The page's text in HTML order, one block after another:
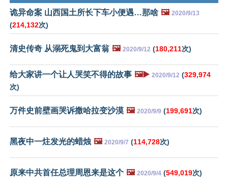
诡异命案 山西国土所长下车小便遇…那啥 🖼️ 2020/9/13
(214,132次)
清史传奇 从溺死鬼到大富翁 🖼️ 2020/9/12 (180,211次)
给大家讲一个让人哭笑不得的故事 🖼️▶️ 2020/9/12 (329,974
次)
万件史前壁画哭诉撒哈拉变沙漠 🖼️ 2020/9/9 (199,691次)
黑夜中一炷发光的蜡烛 🖼️ 2020/9/7 (114,728次)
原来中共首任总理周恩来是这个 🖼️ 2020/9/4 (549,019次)